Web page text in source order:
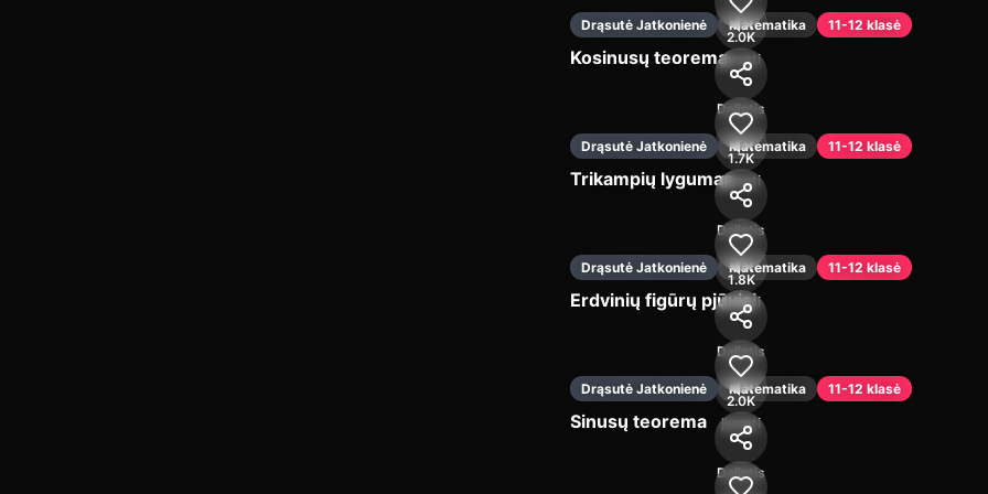
Įjungti
Drąsutė Jatkonienė Matematika 11-12 klasė
Kosinusų teorema
2.0K
Dalintis
Įjungti
Drąsutė Jatkonienė Matematika 11-12 klasė
Trikampių lygumas
1.7K
Dalintis
Įjungti
Drąsutė Jatkonienė Matematika 11-12 klasė
Erdvinių figūrų pjūviai
1.8K
Dalintis
Įjungti
Drąsutė Jatkonienė Matematika 11-12 klasė
Sinusų teorema
2.0K
Dalintis